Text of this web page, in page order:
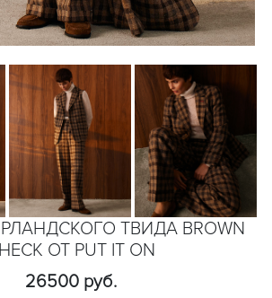
ТВИДА BROWN
ОТ PUT IT ON
26500 руб.